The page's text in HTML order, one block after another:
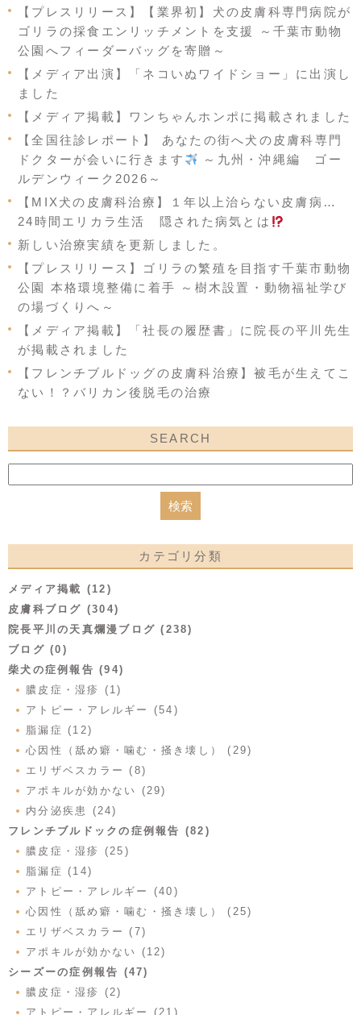
【プレスリリース】【業界初】犬の皮膚科専門病院が
ゴリラの採食エンリッチメントを支援 ～千葉市動物
公園へフィーダーバッグを寄贈～
【メディア出演】「ネコいぬワイドショー」に出演し
ました
【メディア掲載】ワンちゃんホンポに掲載されました
【全国往診レポート】 あなたの街へ犬の皮膚科専門
ドクターが会いに行きます
～九州・沖縄編 ゴー
ルデンウィーク2026～
【MIX犬の皮膚科治療】１年以上治らない皮膚病…
24時間エリカラ生活 隠された病気とは
新しい治療実績を更新しました。
【プレスリリース】ゴリラの繁殖を目指す千葉市動物
公園 本格環境整備に着手 ～樹木設置・動物福祉学び
の場づくりへ～
【メディア掲載】「社長の履歴書」に院長の平川先生
が掲載されました
【フレンチブルドッグの皮膚科治療】被毛が生えてこ
ない！？バリカン後脱毛の治療
SEARCH
カテゴリ分類
メディア掲載 (12)
皮膚科ブログ (304)
院長平川の天真爛漫ブログ (238)
ブログ (0)
柴犬の症例報告 (94)
膿皮症・湿疹 (1)
アトピー・アレルギー (54)
脂漏症 (12)
心因性（舐め癖・噛む・掻き壊し） (29)
エリザベスカラー (8)
アポキルが効かない (29)
内分泌疾患 (24)
フレンチブルドックの症例報告 (82)
膿皮症・湿疹 (25)
脂漏症 (14)
アトピー・アレルギー (40)
心因性（舐め癖・噛む・掻き壊し） (25)
エリザベスカラー (7)
アポキルが効かない (12)
シーズーの症例報告 (47)
膿皮症・湿疹 (2)
アトピー・アレルギー (21)